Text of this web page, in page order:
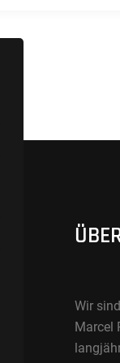
Wir
Marcel